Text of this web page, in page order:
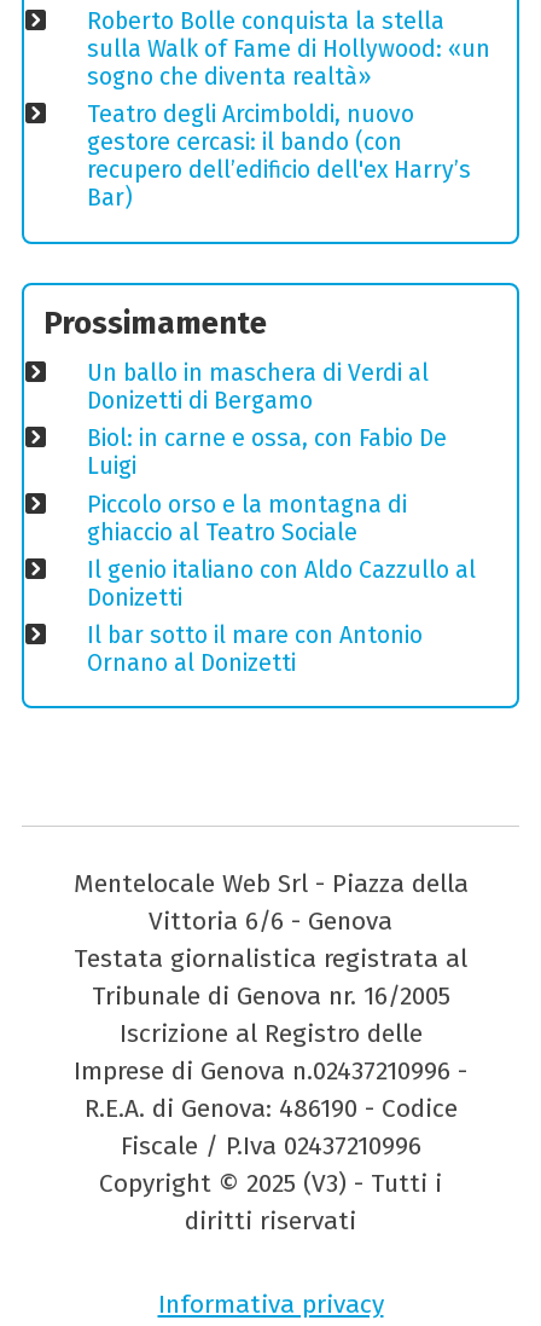
Roberto Bolle conquista la stella
sulla Walk of Fame di Hollywood: «un
sogno che diventa realtà»
Teatro degli Arcimboldi, nuovo
gestore cercasi: il bando (con
recupero dell’edificio dell'ex Harry’s
Bar)
Prossimamente
Un ballo in maschera di Verdi al
Donizetti di Bergamo
Biol: in carne e ossa, con Fabio De
Luigi
Piccolo orso e la montagna di
ghiaccio al Teatro Sociale
Il genio italiano con Aldo Cazzullo al
Donizetti
Il bar sotto il mare con Antonio
Ornano al Donizetti
Mentelocale Web Srl - Piazza della
Vittoria 6/6 - Genova
Testata giornalistica registrata al
Tribunale di Genova nr. 16/2005
Iscrizione al Registro delle
Imprese di Genova n.02437210996 -
R.E.A. di Genova: 486190 - Codice
Fiscale / P.Iva 02437210996
Copyright © 2025 (V3) - Tutti i
diritti riservati
Informativa privacy